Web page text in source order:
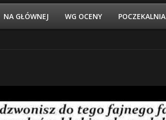
NA GŁÓWNEJ WG OCENY POCZEKALNIA